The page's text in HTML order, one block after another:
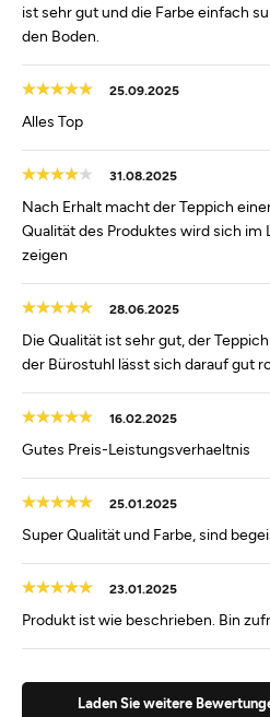
ist sehr gut und die Farbe einfach
den Boden.
25.09.2025
Alles Top
31.08.2025
Nach Erhalt macht der Teppich
Qualität des Produktes wird sich im
zeigen
28.06.2025
Die Qualität ist sehr gut, der
der Bürostuhl lässt sich darauf gut
16.02.2025
Gutes Preis-Leistungsverhaeltnis
25.01.2025
Super Qualität und Farbe, sind
23.01.2025
Produkt ist wie beschrieben. Bin
Laden Sie weitere